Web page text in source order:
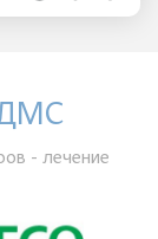
ДМС
- лечение